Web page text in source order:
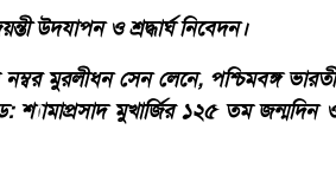
উদযাপন ও শ্রদ্ধার্ঘ নিবেদন।
মুরলীধন সেন লেনে, পশ্চিমবঙ্গ
শ্যামাপ্রসাদ মুখার্জির ১২৫ তম